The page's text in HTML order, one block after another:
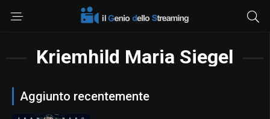
Kriemhild Maria Siegel
Aggiunto recentemente